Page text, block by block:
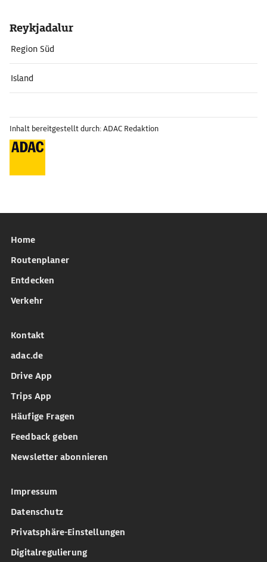
Reykjadalur
Region Süd
Island
Inhalt bereitgestellt durch: ADAC Redaktion
Home
Routenplaner
Entdecken
Verkehr
Kontakt
adac.de
Drive App
Trips App
Häufige Fragen
Feedback geben
Newsletter abonnieren
Impressum
Datenschutz
Privatsphäre-Einstellungen
Digitalregulierung